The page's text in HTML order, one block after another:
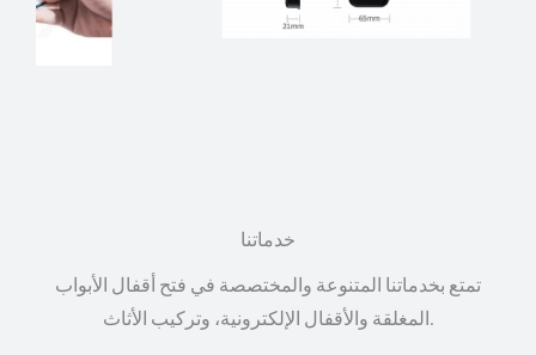
خدماتنا
تمتع بخدماتنا المتنوعة والمختصصة في فتح أقفال الأبواب